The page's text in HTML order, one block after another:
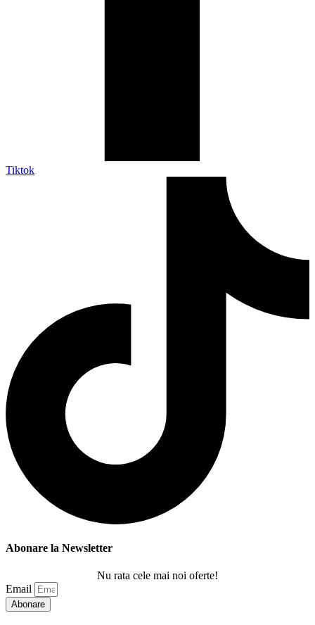
Tiktok
Abonare la Newsletter
Nu rata cele mai noi oferte!
Email
Abonare